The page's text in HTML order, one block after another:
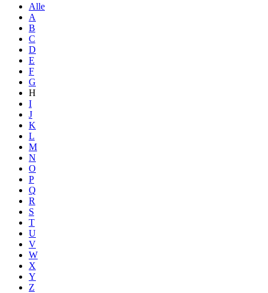
Alle
A
B
C
D
E
F
G
H
I
J
K
L
M
N
O
P
Q
R
S
T
U
V
W
X
Y
Z